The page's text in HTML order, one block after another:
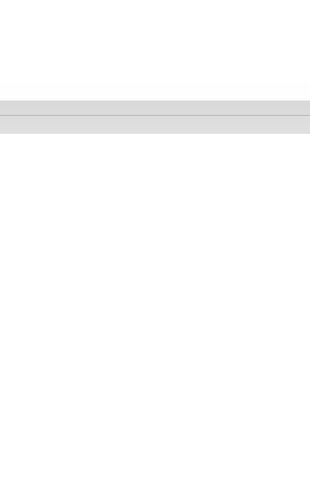
cực tốt, một loại bình phong thủy
mở kiểm tra hàng trước khi trả tiền.
trưng cho sự sung túc về tiền
sang trọng cho căn nhà của gia chủ.
lộc cho gia chủ. Hình dáng của bình
những nét vẽ tính tế, bay bổng,
cổ bình thắt bé lại, bụng bình phình
quà tặng quà biếu, quà mừng tân
tài và danh vọng đồng thời là sự